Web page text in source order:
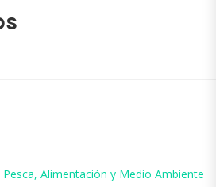
Alimentación y Medio Ambiente